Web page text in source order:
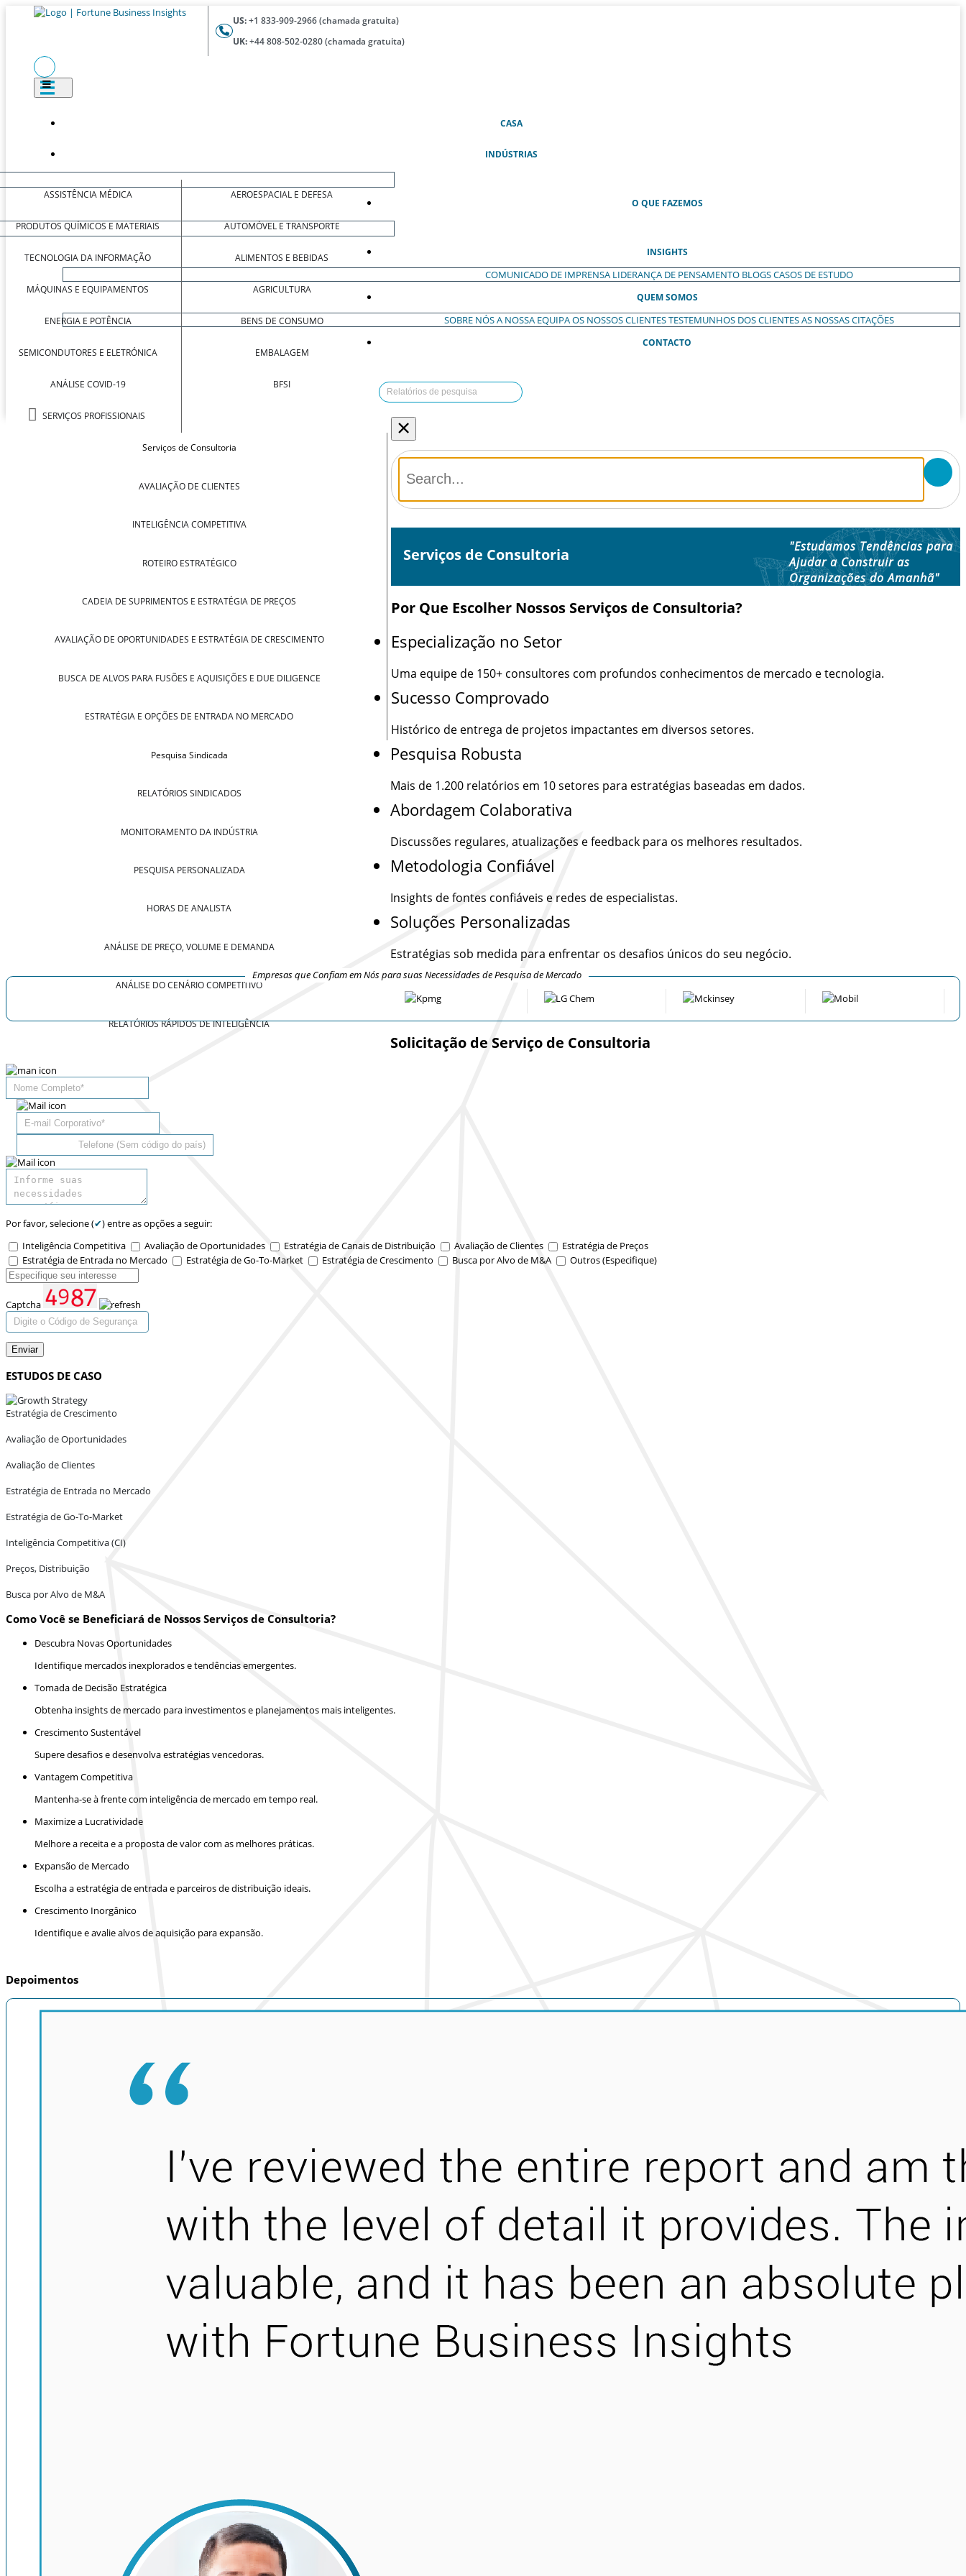
US:+1 833-909-2966 (chamada gratuita)
UK:+44 808-502-0280 (chamada gratuita)
CASA(ATUAL)
INDÚSTRIAS
ASSISTÊNCIA MÉDICA
PRODUTOS QUÍMICOS E MATERIAIS
TECNOLOGIA DA INFORMAÇÃO
MÁQUINAS E EQUIPAMENTOS
ENERGIA E POTÊNCIA
SEMICONDUTORES E ELETRÓNICA
ANÁLISE COVID-19
SERVIÇOS PROFISSIONAIS
AEROESPACIAL E DEFESA
AUTOMÓVEL E TRANSPORTE
ALIMENTOS E BEBIDAS
AGRICULTURA
BENS DE CONSUMO
EMBALAGEM
BFSI
O QUE FAZEMOS
Serviços de Consultoria
AVALIAÇÃO DE CLIENTES
INTELIGÊNCIA COMPETITIVA
ROTEIRO ESTRATÉGICO
CADEIA DE SUPRIMENTOS E ESTRATÉGIA DE PREÇOS
AVALIAÇÃO DE OPORTUNIDADES E ESTRATÉGIA DE CRESCIMENTO
BUSCA DE ALVOS PARA FUSÕES E AQUISIÇÕES E DUE DILIGENCE
ESTRATÉGIA E OPÇÕES DE ENTRADA NO MERCADO
Pesquisa Sindicada
RELATÓRIOS SINDICADOS
MONITORAMENTO DA INDÚSTRIA
PESQUISA PERSONALIZADA
HORAS DE ANALISTA
ANÁLISE DE PREÇO, VOLUME E DEMANDA
ANÁLISE DO CENÁRIO COMPETITIVO
RELATÓRIOS RÁPIDOS DE INTELIGÊNCIA
INSIGHTS
COMUNICADO DE IMPRENSA LIDERANÇA DE PENSAMENTO BLOGSCASOS DE ESTUDO
QUEM SOMOS
SOBRE NÓSA NOSSA EQUIPAOS NOSSOS CLIENTESTESTEMUNHOS DOS CLIENTESAS NOSSAS CITAÇÕES
CONTACTO
×
Serviços de Consultoria
"Estudamos Tendências para
Ajudar a Construir as
Organizações do Amanhã"
Por Que Escolher Nossos Serviços de Consultoria?
Especialização no Setor
Uma equipe de 150+ consultores com profundos conhecimentos de mercado e tecnologia.
Sucesso Comprovado
Histórico de entrega de projetos impactantes em diversos setores.
Pesquisa Robusta
Mais de 1.200 relatórios em 10 setores para estratégias baseadas em dados.
Abordagem Colaborativa
Discussões regulares, atualizações e feedback para os melhores resultados.
Metodologia Confiável
Insights de fontes confiáveis e redes de especialistas.
Soluções Personalizadas
Estratégias sob medida para enfrentar os desafios únicos do seu negócio.
Empresas que Confiam em Nós para suas Necessidades de Pesquisa de Mercado
Solicitação de Serviço de Consultoria
Por favor, selecione (✔) entre as opções a seguir:
Inteligência Competitiva
Avaliação de Oportunidades Estratégia de Canais de Distribuição Avaliação de Clientes
Estratégia de Preços
Estratégia de Entrada no Mercado
Estratégia de Go-To-Market Estratégia de Crescimento Busca por Alvo de M&A Outros (Especifique)
Captcha
Enviar
ESTUDOS DE CASO
Estratégia de Crescimento
Avaliação de Oportunidades
Avaliação de Clientes
Estratégia de Entrada no Mercado
Estratégia de Go-To-Market
Inteligência Competitiva (CI)
Preços, Distribuição
Busca por Alvo de M&A
Como Você se Beneficiará de Nossos Serviços de Consultoria?
Descubra Novas Oportunidades
Identifique mercados inexplorados e tendências emergentes.
Tomada de Decisão Estratégica
Obtenha insights de mercado para investimentos e planejamentos mais inteligentes.
Crescimento Sustentável
Supere desafios e desenvolva estratégias vencedoras.
Vantagem Competitiva
Mantenha-se à frente com inteligência de mercado em tempo real.
Maximize a Lucratividade
Melhore a receita e a proposta de valor com as melhores práticas.
Expansão de Mercado
Escolha a estratégia de entrada e parceiros de distribuição ideais.
Crescimento Inorgânico
Identifique e avalie alvos de aquisição para expansão.
Depoimentos